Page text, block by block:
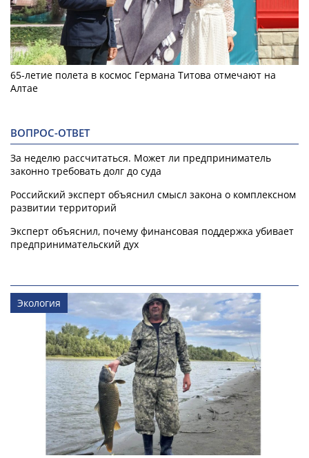
65-летие полета в космос Германа Титова отмечают на
Алтае
ВОПРОС-ОТВЕТ
За неделю рассчитаться. Может ли предприниматель
законно требовать долг до суда
Российский эксперт объяснил смысл закона о комплексном
развитии территорий
Эксперт объяснил, почему финансовая поддержка убивает
предпринимательский дух
Экология